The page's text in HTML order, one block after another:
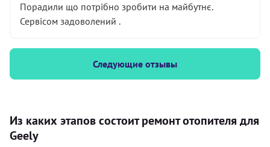
Порадили що потрібно зробити на майбутнє.
Сервісом задоволений .
Следующие отзывы
Из каких этапов состоит ремонт отопителя для
Geely